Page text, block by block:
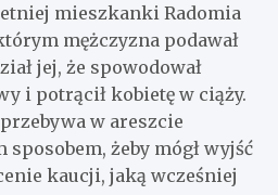
mieszkanki Radomia
mężczyzna podawał
jej, że spowodował
i potrącił kobietę w ciąży.
w areszcie
żeby mógł wyjść
kaucji, jaką wcześniej